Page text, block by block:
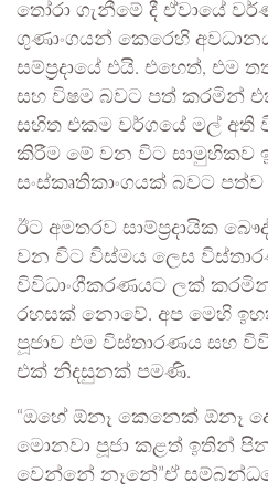
තෝරා ගැනීමේ දී ඒවායේ
ගුණාංගයන් කෙරෙහි
සම්ප්‍රදායේ එයි. එහෙත්, එම
සහ විෂම බවට පත් කරමින්
සහිත එකම වර්ගයේ මල් අති
කිරීම මේ වන විට සාමුහිකව
සංස්කෘතිකාංගයක් බවට පත්ව
ඊට අමතරව සාම්ප්‍රදායික
වන විට විස්මය ලෙස
විවිධාංගීකරණයට ලක්
රහසක් නොවේ. අප මෙහි
පූජාව එම විස්තාරණය සහ
එක් නිදසුනක් පමණි.
“ඔහේ ඕනෑ කෙනෙක් ඕනෑ
මොනවා පූජා කළත් ඉතින්
වෙන්නේ නෑනේ”ඒ